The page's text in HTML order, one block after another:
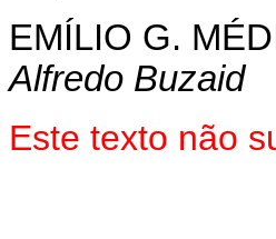
EMÍLIO G.
Alfredo Buzaid
Este texto não